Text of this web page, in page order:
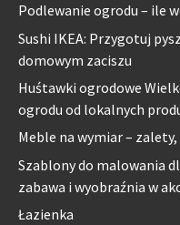
Podlewanie ogrodu – ile
Sushi IKEA: Przygotuj
domowym zaciszu
Huśtawki ogrodowe
ogrodu od lokalnych
Meble na wymiar –
Szablony do malowania
zabawa i wyobraźnia w
Łazienka